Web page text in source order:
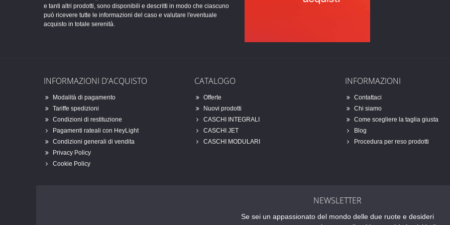
e tanti altri prodotti, sono disponibili e descritti in modo che ciascuno
può ricevere tutte le informazioni del caso e valutare l'eventuale
acquisto in totale serenità.
INFORMAZIONI D'ACQUISTO
Modalità di pagamento
Tariffe spedizioni
Condizioni di restituzione
Pagamenti rateali con HeyLight
Condizioni generali di vendita
Privacy Policy
Cookie Policy
CATALOGO
Offerte
Nuovi prodotti
CASCHI INTEGRALI
CASCHI JET
CASCHI MODULARI
INFORMAZIONI
Contattaci
Chi siamo
Come scegliere la taglia giusta
Blog
Procedura per reso prodotti
NEWSLETTER
Se sei un appassionato del mondo delle due ruote e desideri